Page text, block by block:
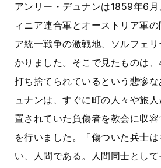
アンリー・デュナンは1859年6
ィニア連合軍とオーストリア軍
ア統一戦争の激戦地、ソルフェ
かりました。そこで見たものは
打ち捨てられているという悲惨
ュナンは、すぐに町の人々や旅
置されていた負傷者を教会に収
を行いました。「傷ついた兵士
い、人間である。人間同士とし